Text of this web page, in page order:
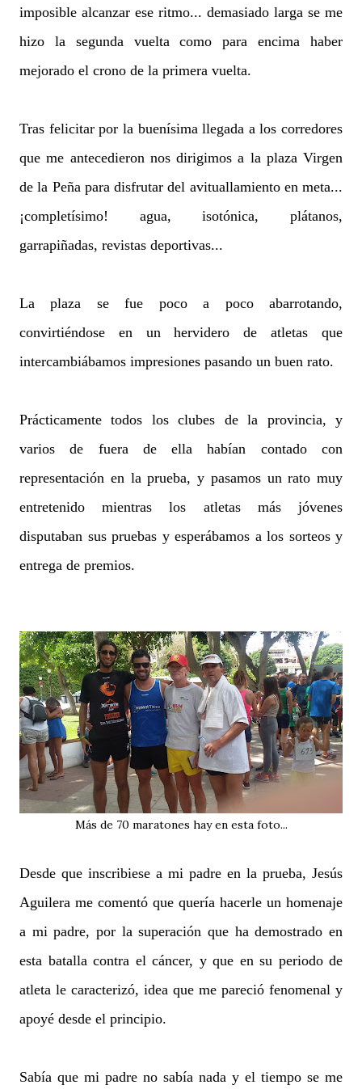
imposible alcanzar ese ritmo... demasiado larga se me
hizo la segunda vuelta como para encima haber
mejorado el crono de la primera vuelta.
Tras felicitar por la buenísima llegada a los corredores
que me antecedieron nos dirigimos a la plaza Virgen
de la Peña para disfrutar del avituallamiento en meta...
¡completísimo! agua, isotónica, plátanos,
garrapiñadas, revistas deportivas...
La plaza se fue poco a poco abarrotando,
convirtiéndose en un hervidero de atletas que
intercambiábamos impresiones pasando un buen rato.
Prácticamente todos los clubes de la provincia, y
varios de fuera de ella habían contado con
representación en la prueba, y pasamos un rato muy
entretenido mientras los atletas más jóvenes
disputaban sus pruebas y esperábamos a los sorteos y
entrega de premios.
Más de 70 maratones hay en esta foto...
Desde que inscribiese a mi padre en la prueba, Jesús
Aguilera me comentó que quería hacerle un homenaje
a mi padre, por la superación que ha demostrado en
esta batalla contra el cáncer, y que en su periodo de
atleta le caracterizó, idea que me pareció fenomenal y
apoyé desde el principio.
Sabía que mi padre no sabía nada y el tiempo se me